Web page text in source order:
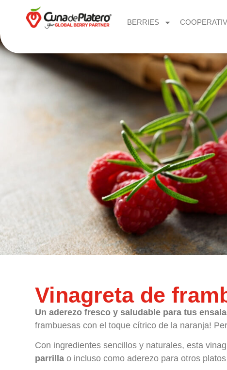
BERRIES
Vinagreta de
Un aderezo fresco y saludable para tus
frambuesas con el toque cítrico de la naranja!
Con ingredientes sencillos y naturales, esta
parrilla o incluso como aderezo para otros